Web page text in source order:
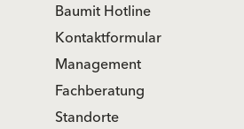
Baumit Hotline
Kontaktformular
Management
Fachberatung
Standorte